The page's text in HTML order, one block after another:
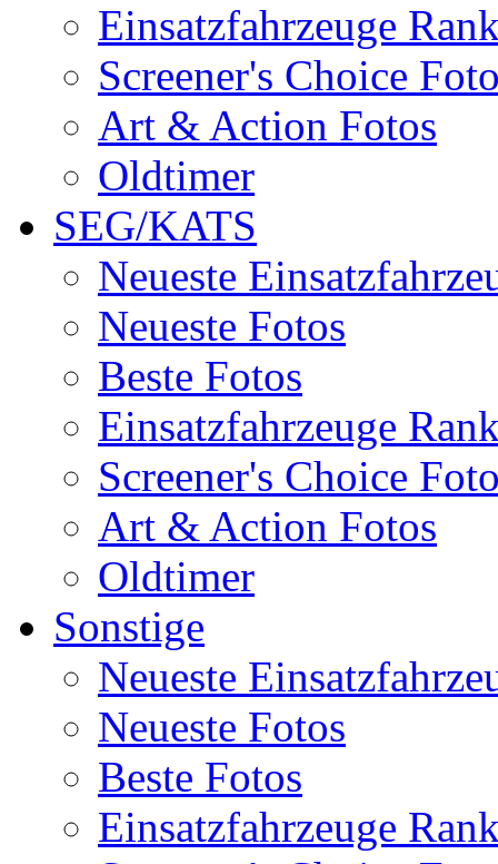
Einsatzfahrzeuge
Screener's Choice
Art & Action Fotos
Oldtimer
SEG/KATS
Neueste
Neueste Fotos
Beste Fotos
Einsatzfahrzeuge
Screener's Choice
Art & Action Fotos
Oldtimer
Sonstige
Neueste
Neueste Fotos
Beste Fotos
Einsatzfahrzeuge